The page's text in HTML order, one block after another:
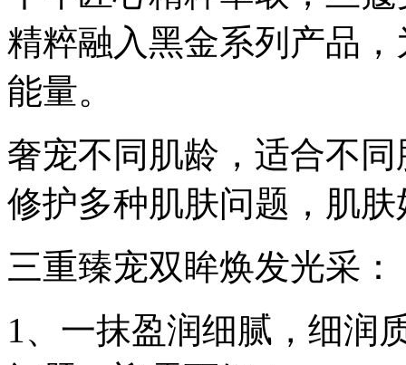
精粹融入黑金系列产品
能量。
奢宠不同肌龄，适合不
修护多种肌肤问题，肌
三重臻宠双眸焕发光采：
1、一抹盈润细腻，细润